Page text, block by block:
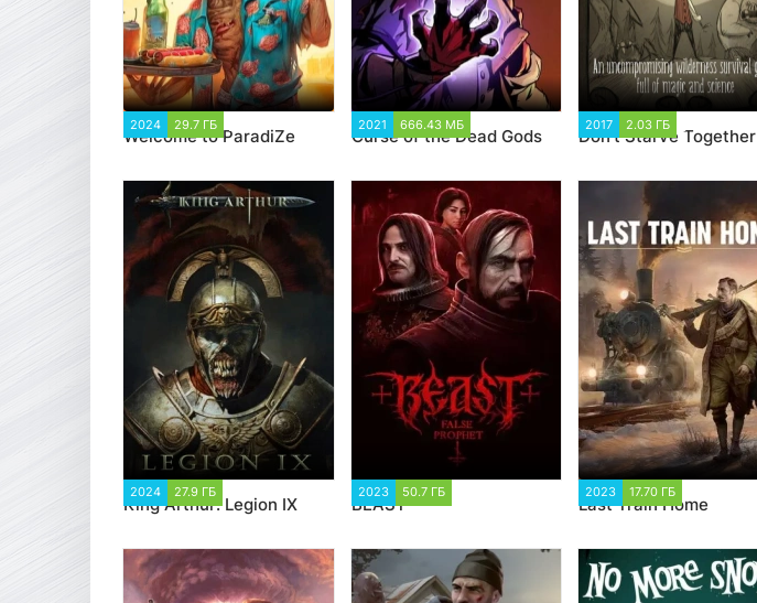
2024 29.7 ГБ
Welcome to ParadiZe
2021 666.43 МБ
Curse of the Dead Gods
2017 2.03 ГБ
Don't Starve Together
2024 27.9 ГБ
King Arthur: Legion IX
2023 50.7 ГБ
BEAST
2023 17.70 ГБ
Last Train Home